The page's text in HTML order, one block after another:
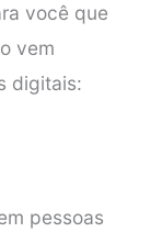
você que
vem
digitais:
pessoas